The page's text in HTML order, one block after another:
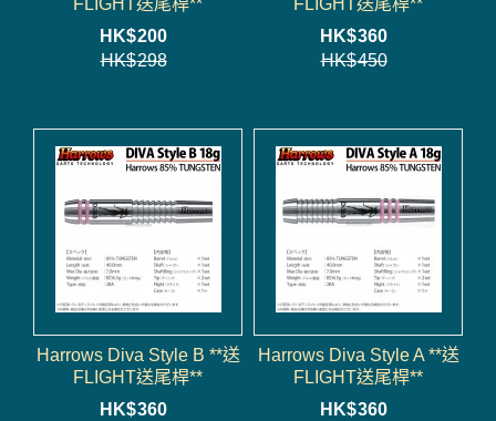
FLIGHT送尾桿**
HK$200
HK$298
FLIGHT送尾桿**
HK$360
HK$450
Harrows Diva Style B **送
FLIGHT送尾桿**
HK$360
Harrows Diva Style A **送
FLIGHT送尾桿**
HK$360